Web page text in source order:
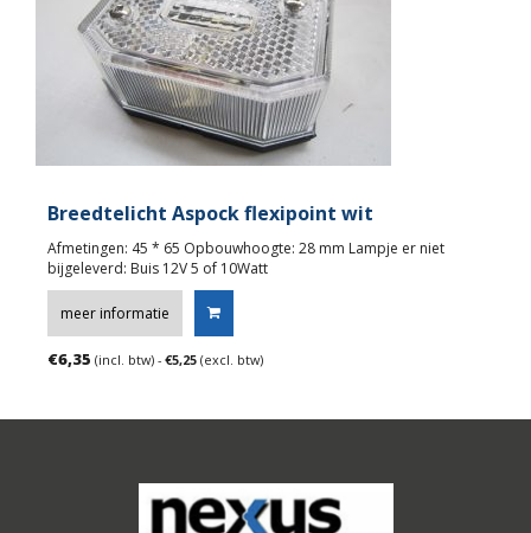
Breedtelicht Aspock flexipoint wit
Afmetingen: 45 * 65 Opbouwhoogte: 28 mm Lampje er niet
bijgeleverd: Buis 12V 5 of 10Watt
meer informatie
€6,35 (incl. btw) - €5,25 (excl. btw)